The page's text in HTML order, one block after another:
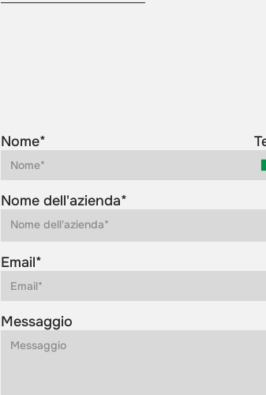
Nome*
Nome dell'azienda*
Email*
Messaggio